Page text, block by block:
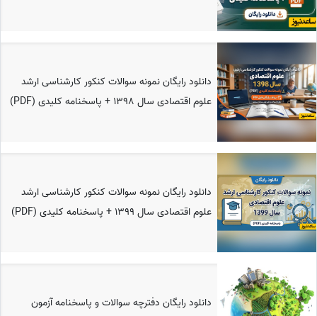
دانلود رایگان نمونه سوالات کنکور کارشناسی ارشد
علوم اقتصادی سال 1398 + پاسخنامه کلیدی (PDF)
دانلود رایگان نمونه سوالات کنکور کارشناسی ارشد
علوم اقتصادی سال 1399 + پاسخنامه کلیدی (PDF)
دانلود رایگان دفترچه سوالات و پاسخنامه آزمون